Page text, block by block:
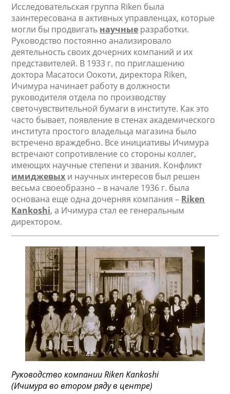
Исследовательская группа Riken была
заинтересована в активных управленцах, которые
могли бы продвигать научные разработки.
Руководство постоянно анализировало
деятельность своих дочерних компаний и их
представителей. В 1933 г. по приглашению
доктора Масатоси Оокоти, директора Riken,
Ичимура начинает работу в должности
руководителя отдела по производству
светочувствительной бумаги в институте. Как это
часто бывает, появление в стенах академического
института простого владельца магазина было
встречено враждебно. Все инициативы Ичимура
встречают сопротивление со стороны коллег,
имеющих научные степени и звания. Конфликт
имиджевых и научных интересов был решен
весьма своеобразно – в начале 1936 г. была
основана еще одна дочерняя компания – Riken
Kankoshi, а Ичимура стал ее генеральным
директором.
Руководство компании Riken Kankoshi
(Ичимура во втором ряду в центре)